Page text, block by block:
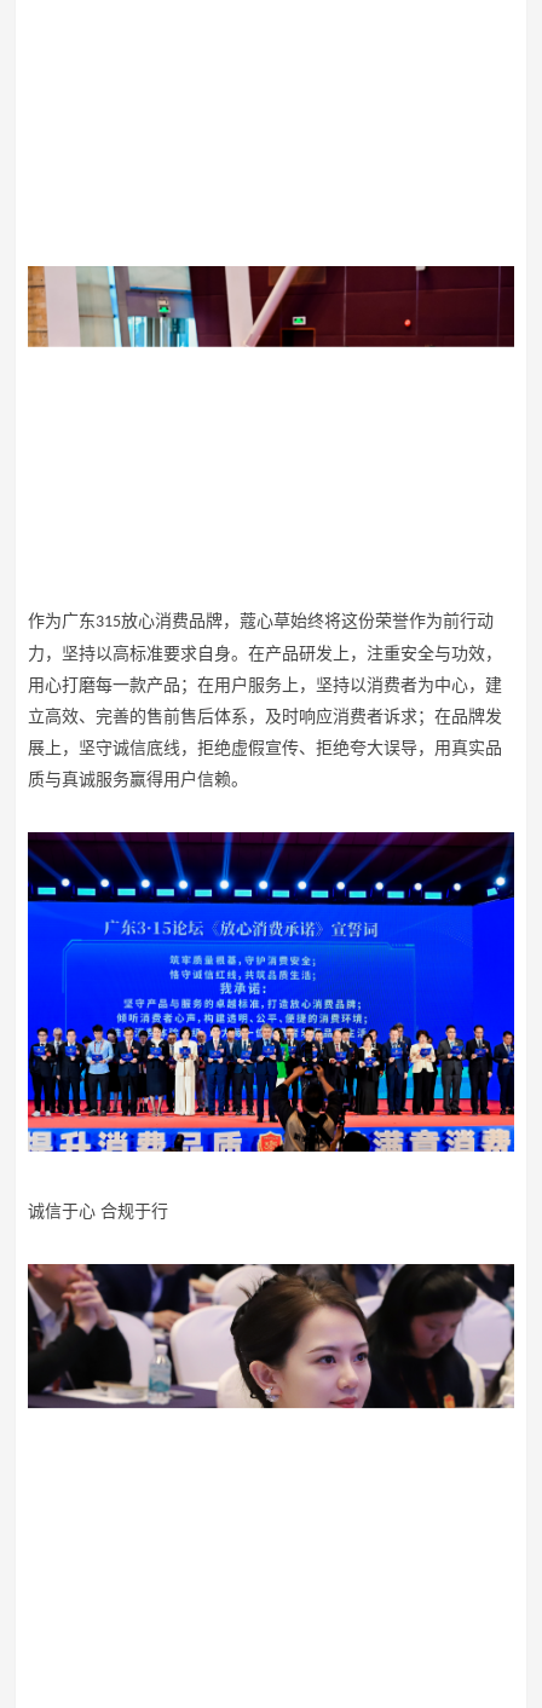
作为广东315放心消费品牌，蔻心草始终将这份荣誉作为前行动
力，坚持以高标准要求自身。在产品研发上，注重安全与功效，
用心打磨每一款产品；在用户服务上，坚持以消费者为中心，建
立高效、完善的售前售后体系，及时响应消费者诉求；在品牌发
展上，坚守诚信底线，拒绝虚假宣传、拒绝夸大误导，用真实品
质与真诚服务赢得用户信赖。
诚信于心 合规于行